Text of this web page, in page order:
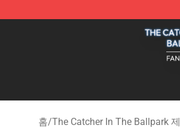
The Catcher In The Ballpark
홈/The Catcher In The Ballpark